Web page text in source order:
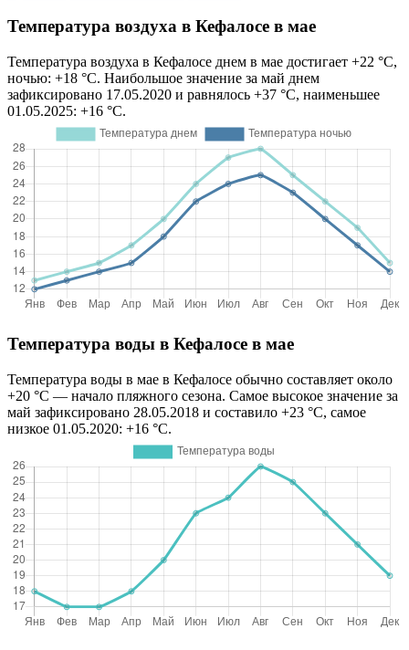
Температура воздуха в Кефалосе в мае
Температура воздуха в Кефалосе днем в мае достигает +22 °C,
ночью: +18 °C. Наибольшое значение за май днем
зафиксировано 17.05.2020 и равнялось +37 °C, наименьшее
01.05.2025: +16 °C.
Температура воды в Кефалосе в мае
Температура воды в мае в Кефалосе обычно составляет около
+20 °C — начало пляжного сезона. Самое высокое значение за
май зафиксировано 28.05.2018 и составило +23 °C, самое
низкое 01.05.2020: +16 °C.